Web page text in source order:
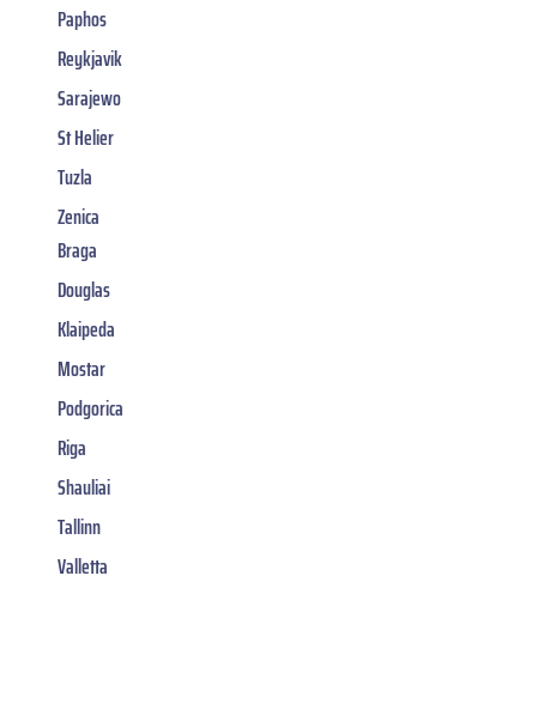
Paphos
Reykjavik
Sarajewo
St Helier
Tuzla
Zenica
Braga
Douglas
Klaipeda
Mostar
Podgorica
Riga
Shauliai
Tallinn
Valletta